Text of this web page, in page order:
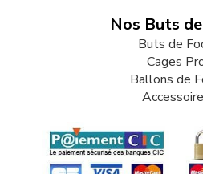
Nos Buts
Buts de
Cages
Ballons de